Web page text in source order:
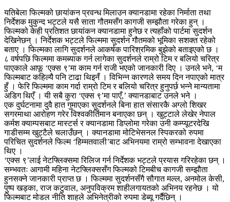
यतिबेला फिल्मको छायांकन प्रवन्ध मिलाउन क्यानडामा रहेका निर्माता तथा
निर्देशक मुकुन्द भट्टले यसै साता गौतमसँग कागजी सम्झौता गरेका हुन् ।
फिल्मको केही प्रतिशत छायांकन क्यानडामा हुनेछ र त्यहाँको पार्टमा सुदर्शन
देखिनेछन् । निर्देशक भट्टले फिल्ममा सुदर्शन गौतमको भूमिका सशक्त रहेको
बताए । फिल्मका लागि सुदर्शनले आकर्षक पारिश्रमिक बुझेको बताइएको छ ।
८ वर्षपछि फिल्ममा कमब्याक गर्न लागेका सुदर्शनले राम्रो टिम र बलियो चरित्र
पाएकाले आफू ‘एक्स ९’मा काम गर्न राजी भएको जानकारी दिए । उनले भने, ‘म
फिल्मबाट कहिल्यै पनि टाढा थिइनँ । विभिन्न कारणले समय दिन नपाएको मात्र
हुँ । फेरि फिल्ममा काम गर्दा राम्रो टिम र बलियो चरित्र हुनुपर्छ भन्ने मान्यतामा
अडिग थिएँ । यी सबै कुरा ‘एक्स ९’मा पाएँ,’ क्यानडाबाट उनले भने ।
एक दुर्घटनामा दुवै हात गुमाएका सुदर्शनले बिना हात संसारकै अग्लो शिखर
सगरमाथा आरोहण गरेर विश्वकीर्तिमान बनाएका छन् । खुट्टाले लेखेर नेपाल
कर्मश क्याम्पसबाट मास्टर्स र क्यानडामा डिप्लोमा गरेका उनी कम्प्यूटरदेखि
गाडीसम्म खुट्टैले चलाउँछन् । क्यानडामा मोटिभेसनल स्पिकरको रुपमा
परिचित सुदर्शनले फिल्म ‘हिम्मतवाली’बाट अभिनयमा राम्रो सम्भावना देखाएका
थिए ।
‘एक्स ९’लाई नेटफ्लिक्समा रिलिज गर्न निर्देशक भट्टले प्रयास गरिरहेका छन् ।
सम्भवतः आगामी महिना नेटफ्लिक्ससँग फिल्मको टिमबीच कागजी सम्झौता
हुनसक्ने जानकारी प्राप्त छ । फिल्ममा सुदर्शनसँगै सौगात मल्ल, अनमोल केसी,
पुष्प खड्का, राज कटुवाल, अनुपविक्रम शाहीलगायतको अभिनय रहनेछ । यो
फिल्मबाट मोडल नीति शाहले अभिनेत्रीको रुपमा डेब्यू गर्दैछिन् ।